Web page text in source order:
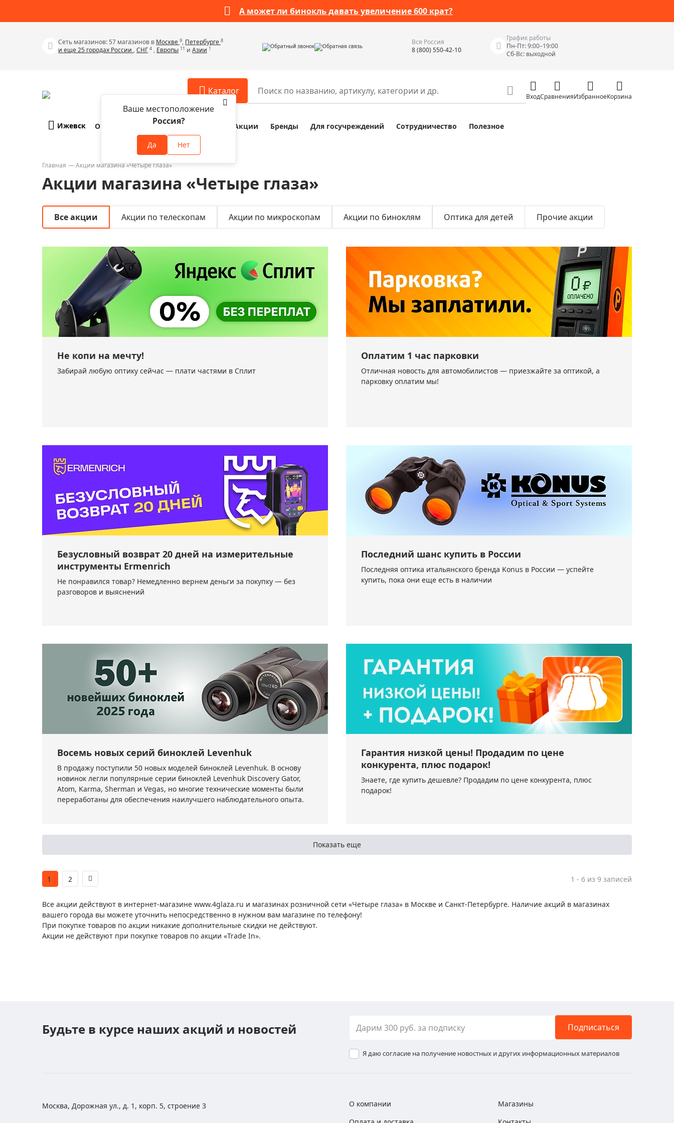
А может ли бинокль давать увеличение 600 крат?
Сеть магазинов: 57 магазинов в Москве 9, Петербурге 8
и еще 25 городах России ,СНГ 4 , Европы 11 и Азии 1 Обратный звонок Обратная связь
Вся Россия
8 (800) 550-42-10
График работы
Пн-Пт: 9:00–19:00
Сб-Вс: выходной
Каталог
Телескопы
Бинокли
Зрительные трубы
Лупы
Монокуляры
Фотогаджеты
Метеостанции, барометры, часы
Discovery (Дискавери)
Астропланетарии
Аксессуары для микроскопов
Аксессуары для зрительных труб
Аксессуары для биноклей
Аксессуары для приборов ночного
Распродажа оптики по специальным
ценам
Распродажа выставочных образцов
Разное
Глобусы интерактивные
Сумки, кейсы, чехлы
Средства для очистки оптики
Трихинеллоскопы
Фонари
Элементы питания, карты памяти
Фотоловушки
Экшн-камеры
Измерительные инструменты
Приборы неразрушающего контроля
Приборы теплового контроля
Детекторы проводки
Влагомеры (датчики влажности)
Лазерные дальномеры
Измерители параметров окружающей
среды
Термометры кулинарные (термощупы)
Тестеры качества воды
ВходСравненияИзбранноеКорзина
Ижевск
Ваше местоположение
Россия?
Да Нет
О компании Оплата и доставка Акции Бренды Для госучреждений Сотрудничество Полезное
Главная Акции магазина «Четыре глаза»
Акции магазина «Четыре глаза»
Все акции Акции по телескопам Акции по микроскопам Акции по биноклям Оптика для детей Прочие акции
Не копи на мечту!
Забирай любую оптику сейчас — плати частями в Сплит
Оплатим 1 час парковки
Отличная новость для автомобилистов — приезжайте за оптикой, а
парковку оплатим мы!
Безусловный возврат 20 дней на измерительные
инструменты Ermenrich
Не понравился товар? Немедленно вернем деньги за покупку — без
разговоров и выяснений
Последний шанс купить в России
Последняя оптика итальянского бренда Konus в России — успейте
купить, пока они еще есть в наличии
Восемь новых серий биноклей Levenhuk
В продажу поступили 50 новых моделей биноклей Levenhuk. В основу
новинок легли популярные серии биноклей Levenhuk Discovery Gator,
Atom, Karma, Sherman и Vegas, но многие технические моменты были
переработаны для обеспечения наилучшего наблюдательного опыта.
Гарантия низкой цены! Продадим по цене
конкурента, плюс подарок!
Знаете, где купить дешевле? Продадим по цене конкурента, плюс
подарок!
Показать еще
1 2 1 - 6 из 9 записей
Все акции действуют в интернет-магазине www.4glaza.ru и магазинах розничной сети «Четыре глаза» в Москве и Санкт-Петербурге. Наличие акций в магазинах
вашего города вы можете уточнить непосредственно в нужном вам магазине по телефону!
При покупке товаров по акции никакие дополнительные скидки не действуют.
Акции не действуют при покупке товаров по акции «Trade In».
Будьте в курсе наших акций и новостей Подписаться
Я даю согласие на получение новостных и других информационных материалов
Москва, Дорожная ул., д. 1, корп. 5, строение 3
О компании
Магазины